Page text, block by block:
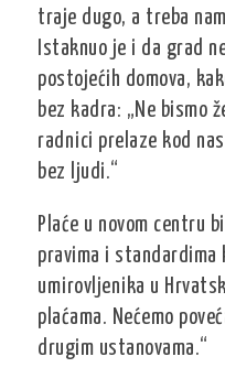
traje dugo, a treba
Istaknuo je i da grad
postojećih domova,
bez kadra: „Ne bismo
radnici prelaze kod
bez ljudi.“
Plaće u novom centru
pravima i standardima
umirovljenika u
plaćama. Nećemo
drugim ustanovama.“